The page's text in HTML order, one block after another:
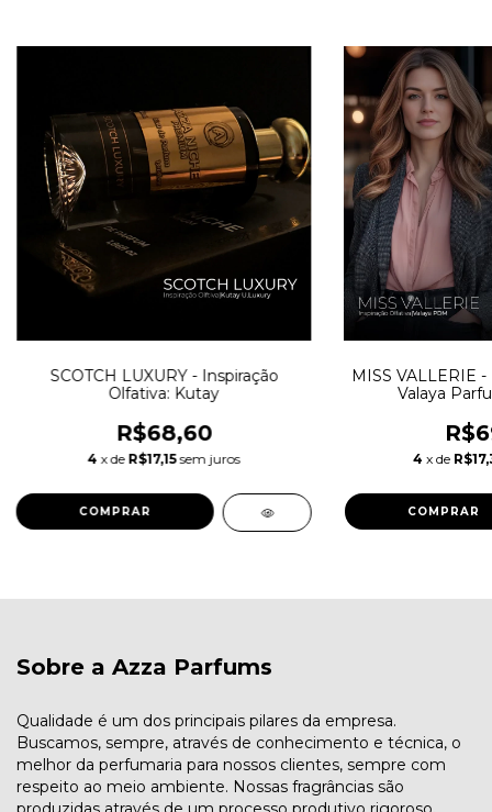
SCOTCH LUXURY - Inspiração
Olfativa: Kutay
R$68,60
4 x de R$17,15 sem juros
COMPRAR
MISS VALLERIE
Valaya
4 x de
COMPRAR
Sobre a Azza Parfums
Qualidade é um dos principais pilares da empresa.
Buscamos, sempre, através de conhecimento e técnica, o
melhor da perfumaria para nossos clientes, sempre com
respeito ao meio ambiente. Nossas fragrâncias são